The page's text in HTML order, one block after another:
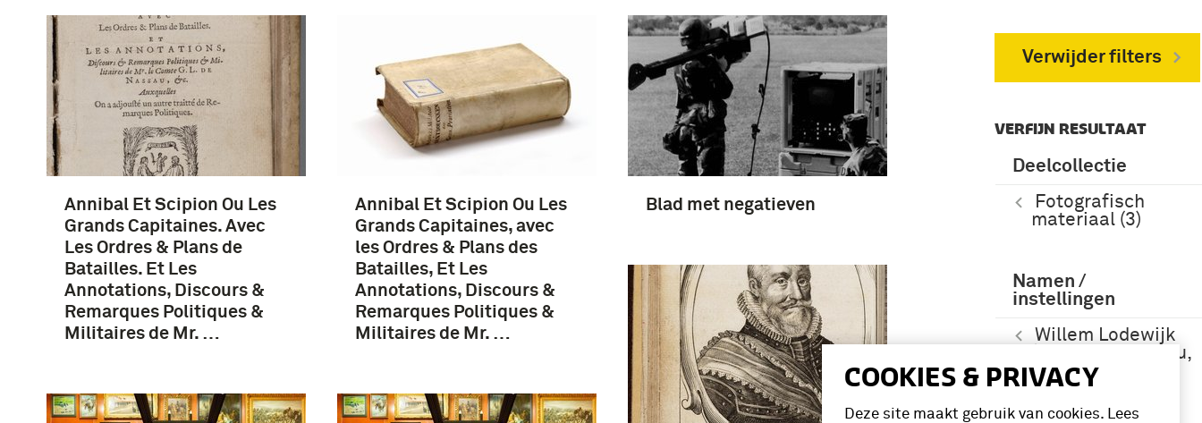
COOKIES & PRIVACY
Deze site maakt gebruik van cookies. Lees
Verwijder filters
VERFIJN RESULTAAT
Deelcollectie
Fotografisch
materiaal (3)
Namen /
instellingen
Willem Lodewijk
(graaf van Nassau,
stadhouder van
Friesland
Groningen en
Annibal Et Scipion Ou Les
Grands Capitaines. Avec
Les Ordres & Plans de
Batailles. Et Les
Annotations, Discours &
Remarques Politiques &
Militaires de Mr. …
Annibal Et Scipion Ou Les
Grands Capitaines, avec
les Ordres & Plans des
Batailles, Et Les
Annotations, Discours &
Remarques Politiques &
Militaires de Mr. …
Blad met negatieven